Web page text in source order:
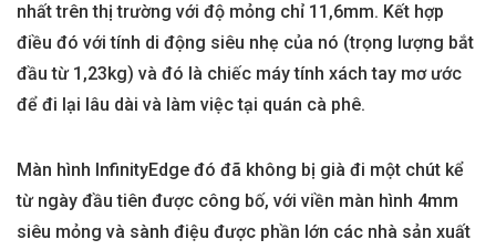
nhất trên thị trường với độ mỏng chỉ 11,6mm. Kết hợp
điều đó với tính di động siêu nhẹ của nó (trọng lượng bắt
đầu từ 1,23kg) và đó là chiếc máy tính xách tay mơ ước
để đi lại lâu dài và làm việc tại quán cà phê.
Màn hình InfinityEdge đó đã không bị già đi một chút kể
từ ngày đầu tiên được công bố, với viền màn hình 4mm
siêu mỏng và sành điệu được phần lớn các nhà sản xuất